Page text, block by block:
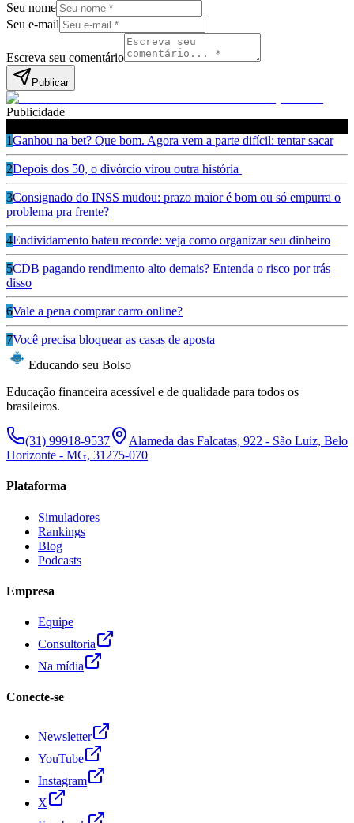
Seu nome
Seu e-mail
Escreva seu comentário
Publicar
Publicidade
1Ganhou na bet? Que bom. Agora vem a parte difícil: tentar sacar
2Depois dos 50, o divórcio virou outra história
3Consignado do INSS mudou: prazo maior é bom ou só empurra o
problema pra frente?
4Endividamento bateu recorde: veja como organizar seu dinheiro
5CDB pagando rendimento alto demais? Entenda o risco por trás
disso
6Vale a pena comprar carro online?
7Você precisa bloquear as casas de aposta
Educando seu Bolso
Educação financeira acessível e de qualidade para todos os
brasileiros.
(31) 99918-9537
Alameda das Falcatas, 922 - São Luiz, Belo
Horizonte - MG, 31275-070
Plataforma
Simuladores
Rankings
Blog
Podcasts
Empresa
Equipe
Consultoria
Na mídia
Conecte-se
Newsletter
YouTube
Instagram
X